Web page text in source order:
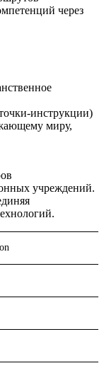
через
инструкции)
миру,
учреждений.